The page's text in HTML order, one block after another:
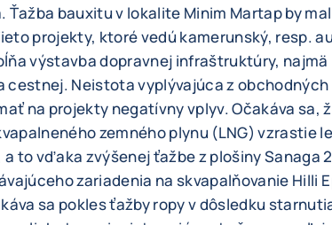
Ťažba bauxitu v lokalite Minim Martap by
projekty, ktoré vedú kamerunský, resp.
výstavba dopravnej infraštruktúry, najmä
cestnej. Neistota vyplývajúca z
na projekty negatívny vplyv. Očakáva sa,
zemného plynu (LNG) vzrastie
a to vďaka zvýšenej ťažbe z plošiny Sanaga
zariadenia na skvapalňovanie Hilli
sa pokles ťažby ropy v dôsledku